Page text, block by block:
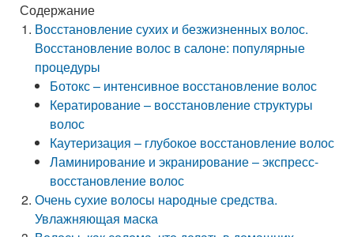
Содержание
Восстановление сухих и безжизненных волос.
Восстановление волос в салоне: популярные
процедуры
Ботокс – интенсивное восстановление волос
Кератирование – восстановление структуры
волос
Каутеризация – глубокое восстановление волос
Ламинирование и экранирование – экспресс-
восстановление волос
Очень сухие волосы народные средства.
Увлажняющая маска